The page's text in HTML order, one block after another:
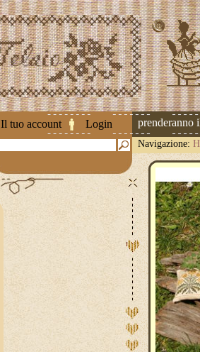
Il tuo account Login
Attenzione ! Le spedizioni riprenderanno il 2
Navigazione: